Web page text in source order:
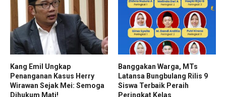
Kang Emil Ungkap
Penanganan Kasus Herry
Wirawan Sejak Mei: Semoga
Dihukum Mati!
Banggakan Warga, MTs
Latansa Bungbulang Rilis 9
Siswa Terbaik Peraih
Peringkat Kelas